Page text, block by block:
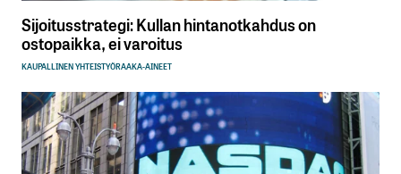
Sijoitusstrategi: Kullan hintanotkahdus on
ostopaikka, ei varoitus
KAUPALLINEN YHTEISTYÖRAAKA-AINEET